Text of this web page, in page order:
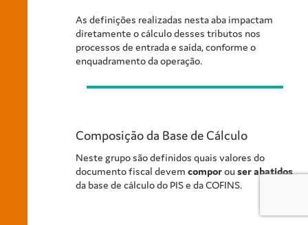
As definições realizadas nesta aba impactam
diretamente o cálculo desses tributos nos
processos de entrada e saída, conforme o
enquadramento da operação.
Composição da Base de Cálculo
Neste grupo são definidos quais valores do
documento fiscal devem comporou ser abatidos
da base de cálculo do PIS e da COFINS.